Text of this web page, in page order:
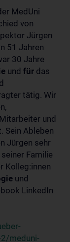
MedUni
von
Jürgen
51 Jahren
30 Jahre
und für das
tätig. Wir
und
Sein Ableben
Jürgen sehr
Familie
Kolleg:innen
und
LinkedIn
meduni-